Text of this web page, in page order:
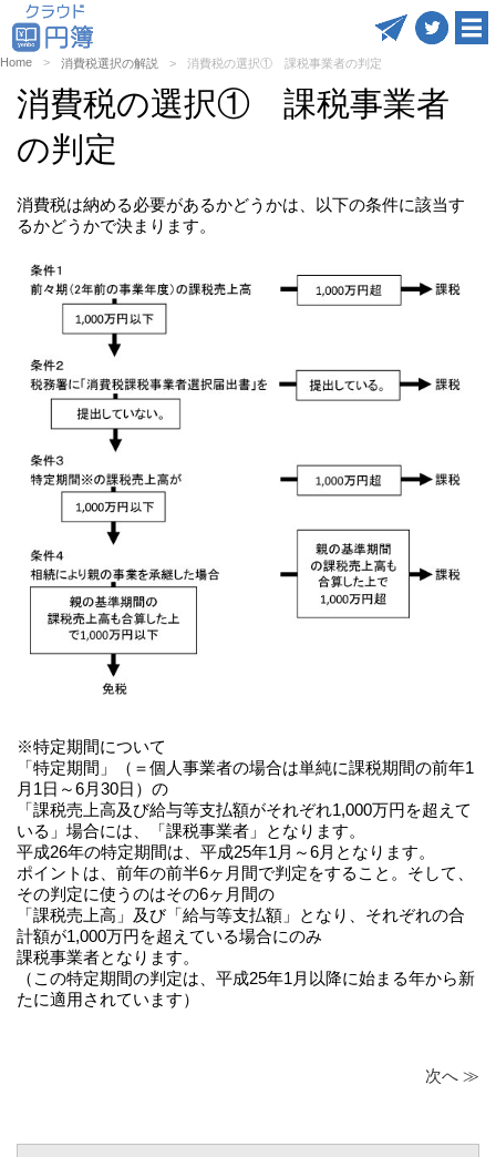
Home 消費税選択の解説 消費税の選択① 課税事業者の判定
消費税の選択① 課税事業者
の判定
消費税は納める必要があるかどうかは、以下の条件に該当す
るかどうかで決まります。
※特定期間について
「特定期間」（＝個人事業者の場合は単純に課税期間の前年1
月1日～6月30日）の
「課税売上高及び給与等支払額がそれぞれ1,000万円を超えて
いる」場合には、「課税事業者」となります。
平成26年の特定期間は、平成25年1月～6月となります。
ポイントは、前年の前半6ヶ月間で判定をすること。そして、
その判定に使うのはその6ヶ月間の
「課税売上高」及び「給与等支払額」となり、それぞれの合
計額が1,000万円を超えている場合にのみ
課税事業者となります。
（この特定期間の判定は、平成25年1月以降に始まる年から新
たに適用されています）
次へ ≫